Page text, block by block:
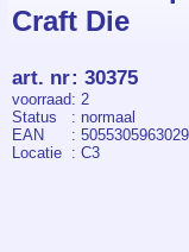
Craft Die
art. nr: 30375
voorraad: 2
Status
: normaal
EAN
: 5055305963029
Locatie : C3